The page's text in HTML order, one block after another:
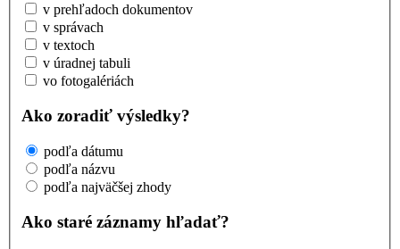
v prehľadoch dokumentov
v správach
v textoch
v úradnej tabuli
vo fotogalériách
Ako zoradiť výsledky?
podľa dátumu
podľa názvu
podľa najväčšej zhody
Ako staré záznamy hľadať?